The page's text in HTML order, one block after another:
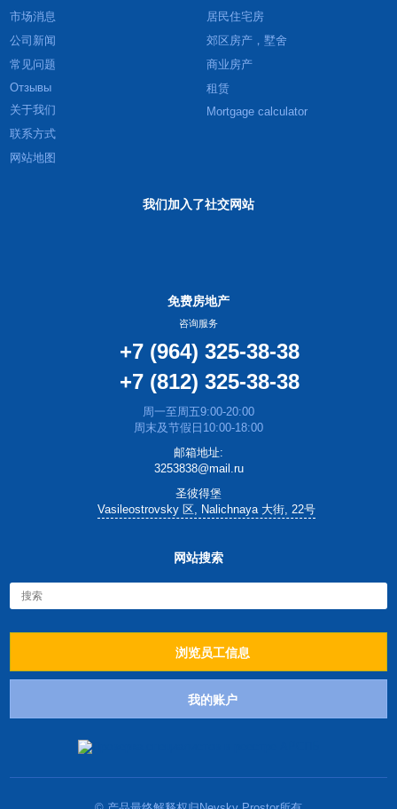
市场消息
公司新闻
常见问题
Отзывы
关于我们
联系方式
网站地图
居民住宅房
郊区房产，墅舍
商业房产
租赁
Mortgage calculator
我们加入了社交网站
免费房地产
咨询服务
+7 (964) 325-38-38
+7 (812) 325-38-38
周一至周五9:00-20:00
周末及节假日10:00-18:00
邮箱地址:
3253838@mail.ru
圣彼得堡
Vasileostrovsky 区, Nalichnaya 大街, 22号
网站搜索
浏览员工信息
我的账户